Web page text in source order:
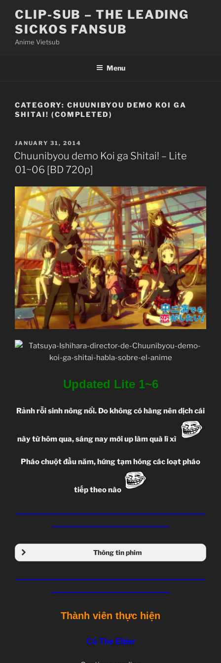
content
CLIP-SUB – THE LEADING
SICKOS FANSUB
Anime Vietsub
Menu
CATEGORY: CHUUNIBYOU DEMO KOI GA
SHITAI! (COMPLETED)
POSTED
ON
JANUARY 31, 2014
Chuunibyou demo Koi ga Shitai! – Lite
01~06 [BD 720p]
Updated Lite 1~6
Rảnh rỗi sinh nông nổi. Do không có hàng nên dịch cái
này từ hôm qua, sáng nay mới up làm quà lì xì
Pháo chuột đầu năm, hứng tạm hóng các loạt pháo
tiếp theo nào
————————————————————————
———————————————
Thông tin phim
Tên phim:Chuunibyou demo Koi ga Shitai!
中二病でも恋がしたい!
————————————————————————
———————————————
Thành viên thực hiện
Cú The Elder